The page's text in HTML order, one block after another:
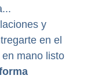
y
en el
mano listo